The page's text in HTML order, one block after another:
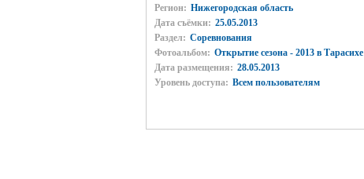
Регион: Нижегородская область
Дата съёмки: 25.05.2013
Раздел: Соревнования
Фотоальбом: Открытие сезона - 2013 в Тарасихе
Дата размещения: 28.05.2013
Уровень доступа: Всем пользователям